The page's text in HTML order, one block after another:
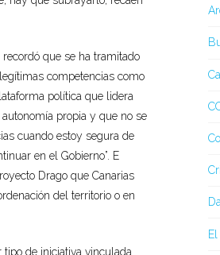
que se ha tramitado
competencias como
política que lidera
propia y que no se
cuando estoy segura de
en el Gobierno”. E
Drago que Canarias
del territorio o en
tipo de iniciativa vinculada